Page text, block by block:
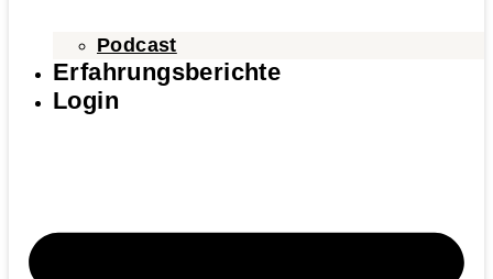
Podcast
Erfahrungsberichte
Login